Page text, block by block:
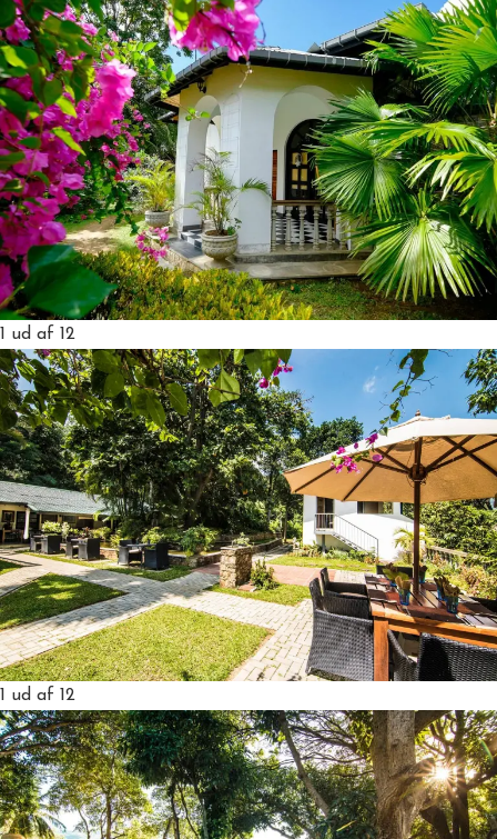
1 ud af 12
1 ud af 12